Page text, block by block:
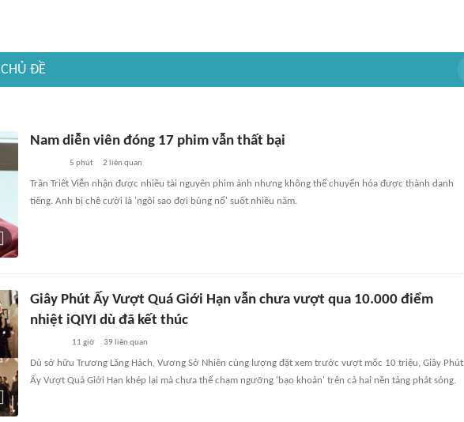
CHỦ ĐỀ
Nam diễn viên đóng 17 phim vẫn thất bại
5 phút 2 liên quan
Trần Triết Viễn nhận được nhiều tài nguyên phim ảnh nhưng không thể chuyển hóa được thành danh
tiếng. Anh bị chê cười là 'ngôi sao đợi bùng nổ' suốt nhiều năm.
Giây Phút Ấy Vượt Quá Giới Hạn vẫn chưa vượt qua 10.000 điểm
nhiệt iQIYI dù đã kết thúc
11 giờ 39 liên quan
Dù sở hữu Trương Lăng Hách, Vương Sở Nhiên cùng lượng đặt xem trước vượt mốc 10 triệu, Giây Phút
Ấy Vượt Quá Giới Hạn khép lại mà chưa thể chạm ngưỡng 'bạo khoản' trên cả hai nền tảng phát sóng.